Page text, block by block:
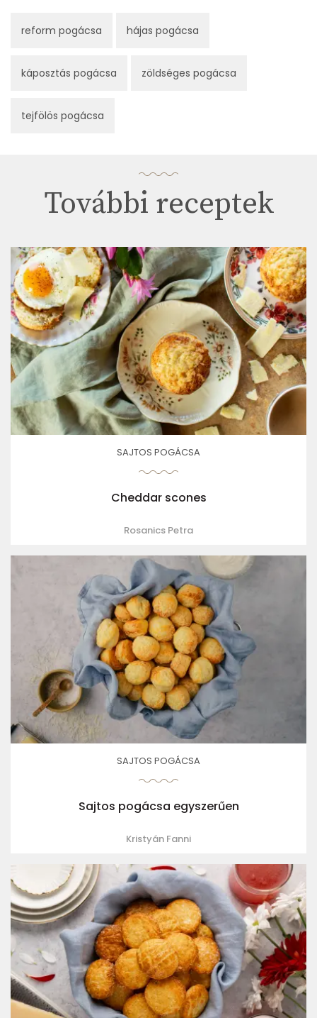
reform pogácsa hájas pogácsa
káposztás pogácsa zöldséges pogácsa
tejfölös pogácsa
További receptek
SAJTOS POGÁCSA
Cheddar scones
Rosanics Petra
SAJTOS POGÁCSA
Sajtos pogácsa egyszerűen
Kristyán Fanni